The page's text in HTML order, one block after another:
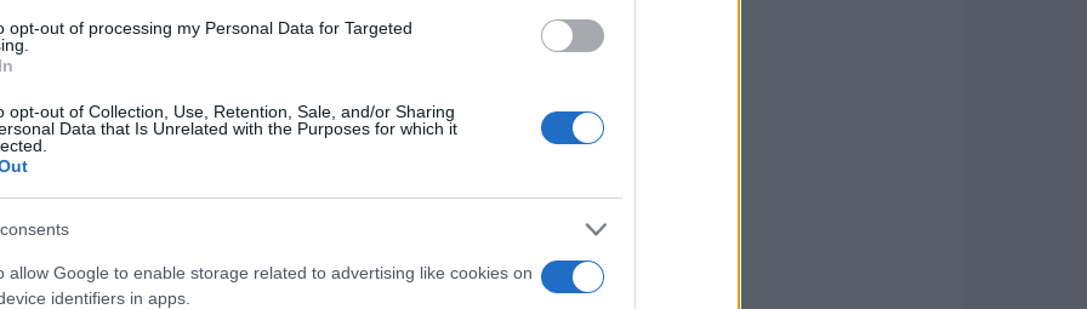
opt-out of processing my Personal Data for Targeted
opt-out of Collection, Use, Retention, Sale, and/or Sharing
Data that Is Unrelated with the Purposes for which it
allow Google to enable storage related to advertising like cookies on
identifiers in apps.
del pattinaggio su ghiaccio, le tecniche
a questo sport straordinario, sia per i
su ghiaccio
discipline, ognuna con caratteristiche e